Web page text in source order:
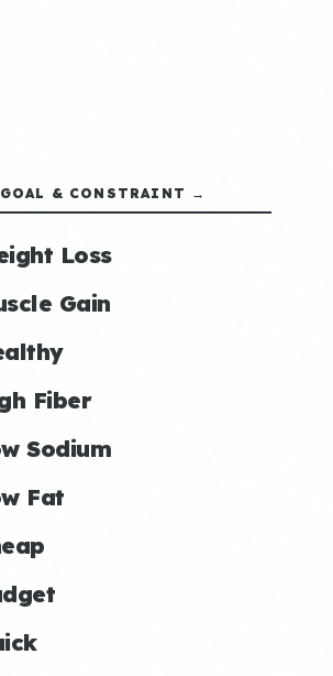
& CONSTRAINT →
Loss
Gain
Fiber
Sodium
Fat